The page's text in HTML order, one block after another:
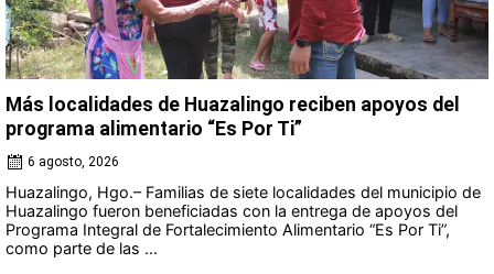
Más localidades de Huazalingo reciben apoyos del
programa alimentario “Es Por Ti”
6 agosto, 2026
Huazalingo, Hgo.– Familias de siete localidades del municipio de
Huazalingo fueron beneficiadas con la entrega de apoyos del
Programa Integral de Fortalecimiento Alimentario “Es Por Ti”,
como parte de las ...